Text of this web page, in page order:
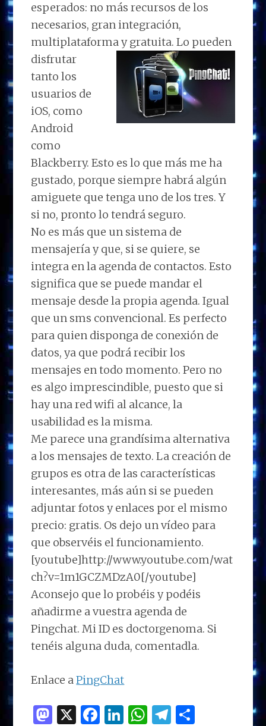
esperados: no más recursos de los
necesarios, gran integración,
multiplataforma y gratuita. Lo pueden
disfrutar
tanto los
usuarios de
iOS, como
Android
como
Blackberry. Esto es lo que más me ha
gustado, porque siempre habrá algún
amiguete que tenga uno de los tres. Y
si no, pronto lo tendrá seguro.
No es más que un sistema de
mensajería y que, si se quiere, se
integra en la agenda de contactos. Esto
significa que se puede mandar el
mensaje desde la propia agenda. Igual
que un sms convencional. Es perfecto
para quien disponga de conexión de
datos, ya que podrá recibir los
mensajes en todo momento. Pero no
es algo imprescindible, puesto que si
hay una red wifi al alcance, la
usabilidad es la misma.
Me parece una grandísima alternativa
a los mensajes de texto. La creación de
grupos es otra de las características
interesantes, más aún si se pueden
adjuntar fotos y enlaces por el mismo
precio: gratis. Os dejo un vídeo para
que observéis el funcionamiento.
[youtube]http://www.youtube.com/wat
ch?v=1m1GCZMDzA0[/youtube]
Aconsejo que lo probéis y podéis
añadirme a vuestra agenda de
Pingchat. Mi ID es doctorgenoma. Si
tenéis alguna duda, comentadla.
Enlace aPingChat
M X F
Li W T